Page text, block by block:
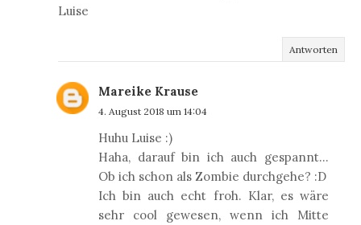
Luise
Antworten
Mareike Krause
4. August 2018 um 14:04
Huhu Luise :)
Haha, darauf bin ich auch gespannt...
Ob ich schon als Zombie durchgehe? :D
Ich bin auch echt froh. Klar, es wäre
sehr cool gewesen, wenn ich Mitte